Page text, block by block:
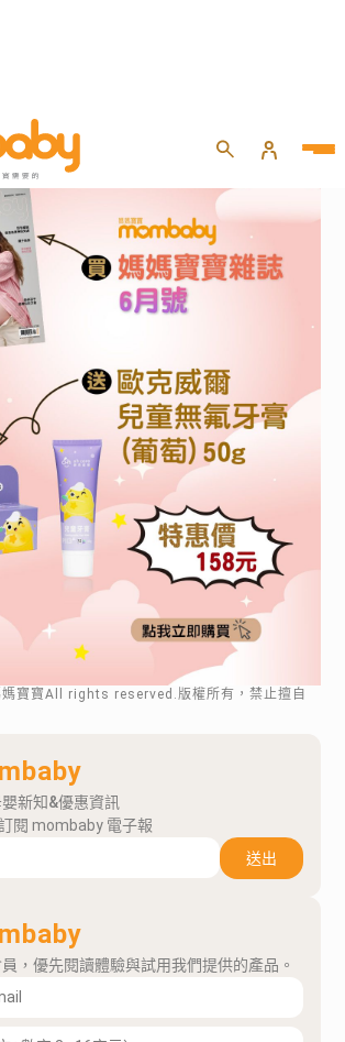
媽寶寶All rights reserved.版權所有，禁止擅自
新知&優惠資訊
閱 mombaby 電子報
送出
，優先閱讀體驗與試用我們提供的產品。